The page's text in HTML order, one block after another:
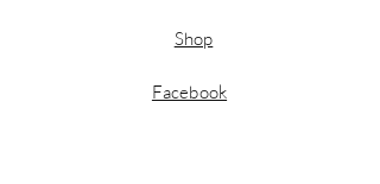
Shop
Facebook